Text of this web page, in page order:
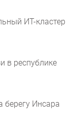
ИТ-кластер
в республике
берегу Инсара